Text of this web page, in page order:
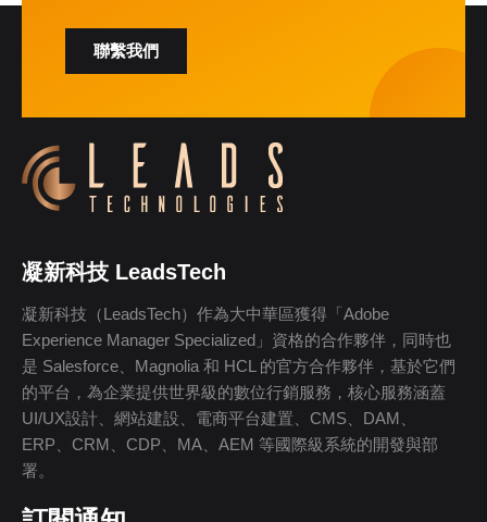
聯繫我們
凝新科技 LeadsTech
凝新科技（LeadsTech）作為大中華區獲得「Adobe
Experience Manager Specialized」資格的合作夥伴，同時也
是 Salesforce、Magnolia 和 HCL 的官方合作夥伴，基於它們
的平台，為企業提供世界級的數位行銷服務，核心服務涵蓋
UI/UX設計、網站建設、電商平台建置、CMS、DAM、
ERP、CRM、CDP、MA、AEM 等國際級系統的開發與部
署。